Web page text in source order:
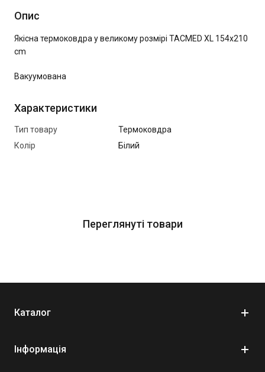
Опис
Якісна термоковдра у великому розмірі TACMED XL 154x210
cm
Вакуумована
Характеристики
Тип товару
Термоковдра
Колір
Білий
Переглянуті товари
Каталог
Інформація